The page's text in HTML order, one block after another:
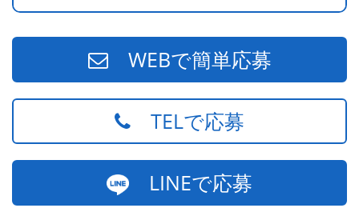
WEBで簡単応募
TELで応募
LINEで応募